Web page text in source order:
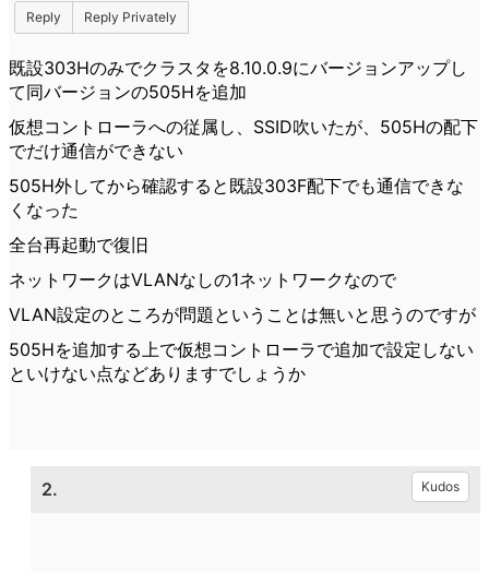
Reply
Reply Privately
既設303Hのみでクラスタを8.10.0.9にバージョンアップし
て同バージョンの505Hを追加
仮想コントローラへの従属し、SSID吹いたが、505Hの配下
でだけ通信ができない
505H外してから確認すると既設303F配下でも通信できな
くなった
全台再起動で復旧
ネットワークはVLANなしの1ネットワークなので
VLAN設定のところが問題ということは無いと思うのですが
505Hを追加する上で仮想コントローラで追加で設定しない
といけない点などありますでしょうか
2. Kudos